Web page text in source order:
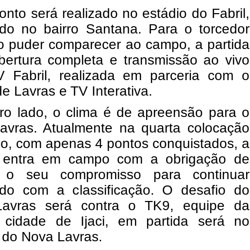
será realizado no estádio do Fabril,
no bairro Santana. Para o torcedor
puder comparecer ao campo, a partida
completa e transmissão ao vivo
Fabril, realizada em parceria com o
Lavras e TV Interativa.
lado, o clima é de apreensão para o
Atualmente na quarta colocação
com apenas 4 pontos conquistados, a
em campo com a obrigação de
o seu compromisso para continuar
com a classificação. O desafio do
será contra o TK9, equipe da
cidade de Ijaci, em partida será no
Nova Lavras.